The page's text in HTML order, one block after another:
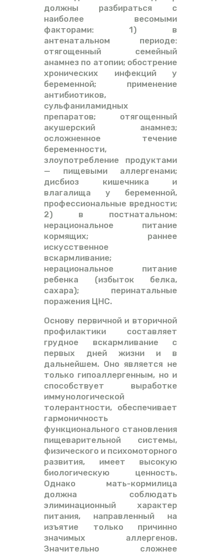
должны разбираться с
наиболее весомыми
факторами: 1) в
антенатальном периоде:
отягощенный семейный
анамнез по атопии; обострение
хронических инфекций у
беременной; применение
антибиотиков,
сульфаниламидных
препаратов; отягощенный
акушерский анамнез;
осложненное течение
беременности,
злоупотребление продуктами
— пищевыми аллергенами;
дисбиоз кишечника и
влагалища у беременной,
профессиональные вредности;
2) в постнатальном:
нерациональное питание
кормящих; раннее
искусственное
вскармливание;
нерациональное питание
ребенка (избыток белка,
сахара); перинатальные
поражения ЦНС.
Основу первичной и вторичной
профилактики составляет
грудное вскармливание с
первых дней жизни и в
дальнейшем. Оно является не
только гипоаллергенным, но и
способствует выработке
иммунологической
толерантности, обеспечивает
гармоничность
функционального становления
пищеварительной системы,
физического и психомоторного
развития, имеет высокую
биологическую ценность.
Однако мать-кормилица
должна соблюдать
элиминационный характер
питания, направленный на
изъятие только причинно
значимых аллергенов.
Значительно сложнее